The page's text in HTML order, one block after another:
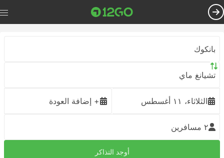
بانكوك
تشيانغ ماي
الثلاثاء، ١١ أغسطس + إضافة العودة
٢ مسافرين
أوجد التذاكر